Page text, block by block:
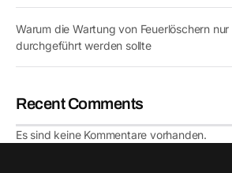
Warum die Wartung von Feuerlöschern
durchgeführt werden sollte
Recent Comments
Es sind keine Kommentare vorhanden.